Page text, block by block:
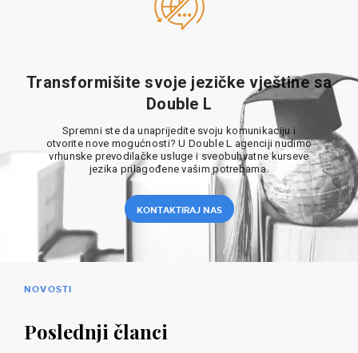
Transformišite svoje jezičke vještine sa
Double L
Spremni ste da unaprijedite svoju komunikaciju i
otvorite nove mogućnosti? U Double L agenciji nudimo
vrhunske prevodilačke usluge i sveobuhvatne kurseve
jezika prilagođene vašim potrebama.
KONTAKTIRAJ NAS
NOVOSTI
Poslednji članci